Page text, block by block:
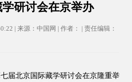
研讨会在京举办
| 来源：中国网 | 作者： | 责任编辑：
届北京国际藏学研讨会在京隆重举